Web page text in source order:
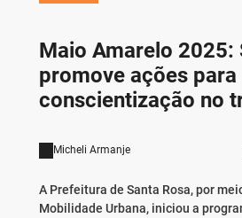
Maio Amarelo 2025:
promove ações para
conscientização no
Micheli Armanje
A Prefeitura de Santa Rosa, por
Mobilidade Urbana, iniciou a